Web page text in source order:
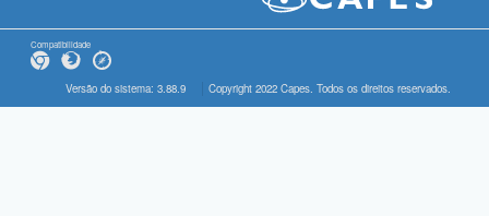
Compatibilidade
Versão do sistema: 3.88.9 Copyright 2022 Capes. Todos os direitos reservados.